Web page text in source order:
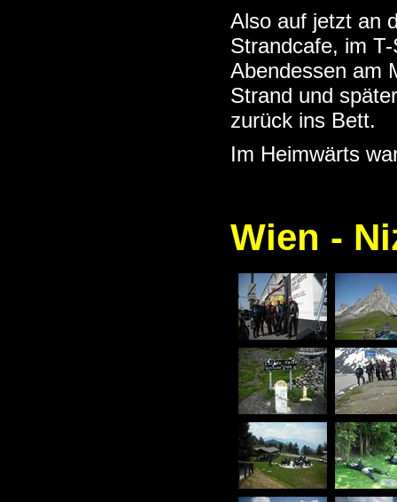
Also auf jetzt an
Strandcafe, im
Abendessen am
Strand und
zurück ins Bett.
Im Heimwärts
Wien -